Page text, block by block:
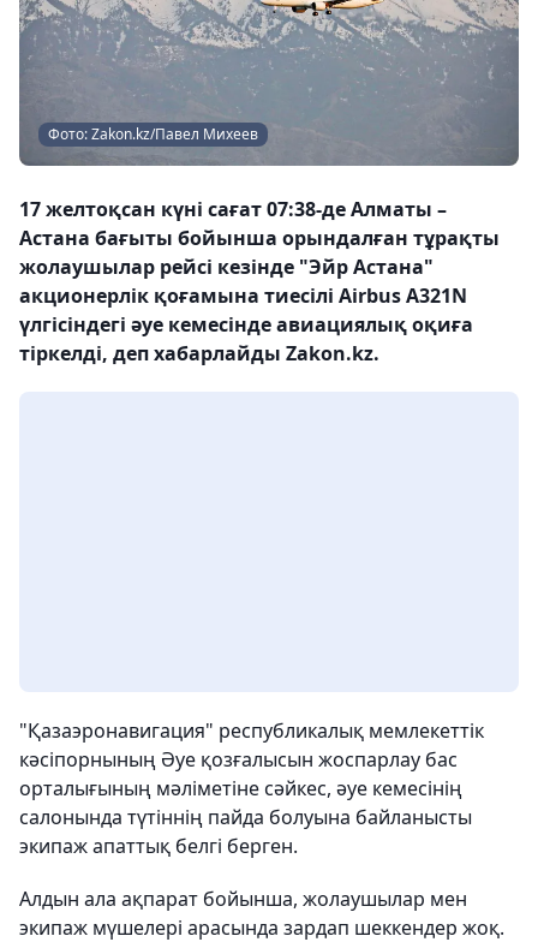
Фото: Zakon.kz/Павел Михеев
17 желтоқсан күні сағат 07:38-де Алматы –
Астана бағыты бойынша орындалған тұрақты
жолаушылар рейсі кезінде "Эйр Астана"
акционерлік қоғамына тиесілі Airbus A321N
үлгісіндегі әуе кемесінде авиациялық оқиға
тіркелді, деп хабарлайды Zakon.kz.
"Қазаэронавигация" республикалық мемлекеттік
кәсіпорнының Әуе қозғалысын жоспарлау бас
орталығының мәліметіне сәйкес, әуе кемесінің
салонында түтіннің пайда болуына байланысты
экипаж апаттық белгі берген.
Алдын ала ақпарат бойынша, жолаушылар мен
экипаж мүшелері арасында зардап шеккендер жоқ.